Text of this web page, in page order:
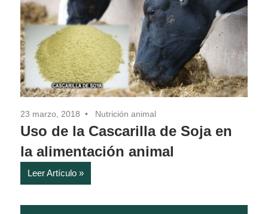
23 marzo, 2018 Nutrición animal
Uso de la Cascarilla de Soja en
la alimentación animal
Leer Artículo